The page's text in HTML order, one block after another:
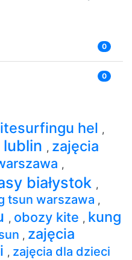
0
0
hel ,
, zajęcia
,
białystok ,
tsun warszawa ,
, obozy kite , kung
, zajęcia
, zajęcia dla dzieci